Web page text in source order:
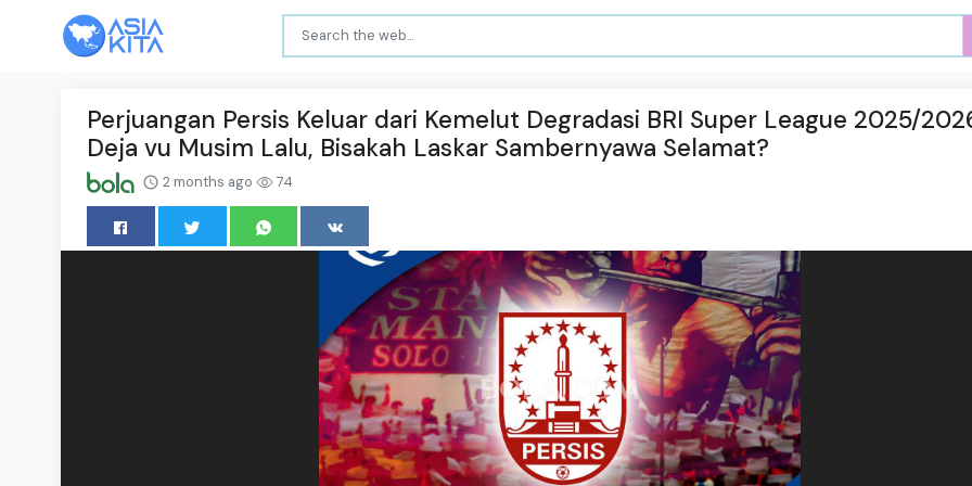
Perjuangan Persis Keluar dari Kemelut Degradasi BRI Super League 2025/
Deja vu Musim Lalu, Bisakah Laskar Sambernyawa Selamat?
2 months ago 74